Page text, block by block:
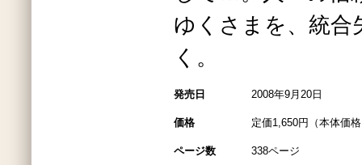
ゆくさまを、統合
く。
発売日 2008年9月20日
価格 定価1,650円（本体価
ページ数 338ページ